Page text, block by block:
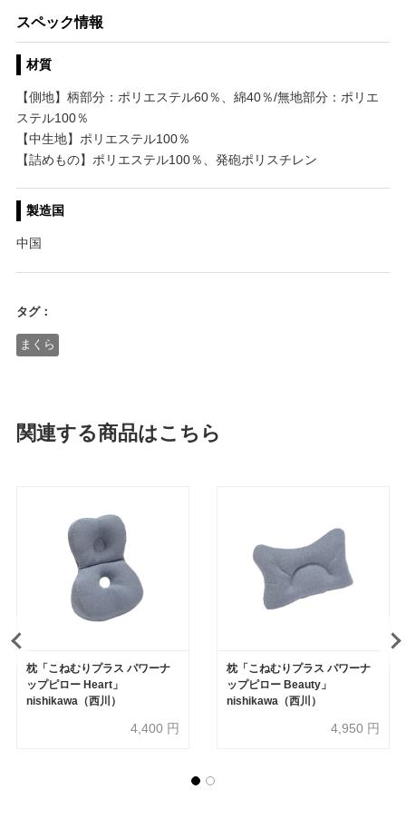
スペック情報
材質
【側地】柄部分：ポリエステル60％、綿40％/無地部分：ポリエ
ステル100％
【中生地】ポリエステル100％
【詰めもの】ポリエステル100％、発砲ポリスチレン
製造国
中国
タグ：
まくら
関連する商品はこちら
枕「こねむりプラス パワーナ
ップピロー Heart」
nishikawa（西川）
4,400 円
枕「こねむりプラス パワーナ
ップピロー Beauty」
nishikawa（西川）
4,950 円